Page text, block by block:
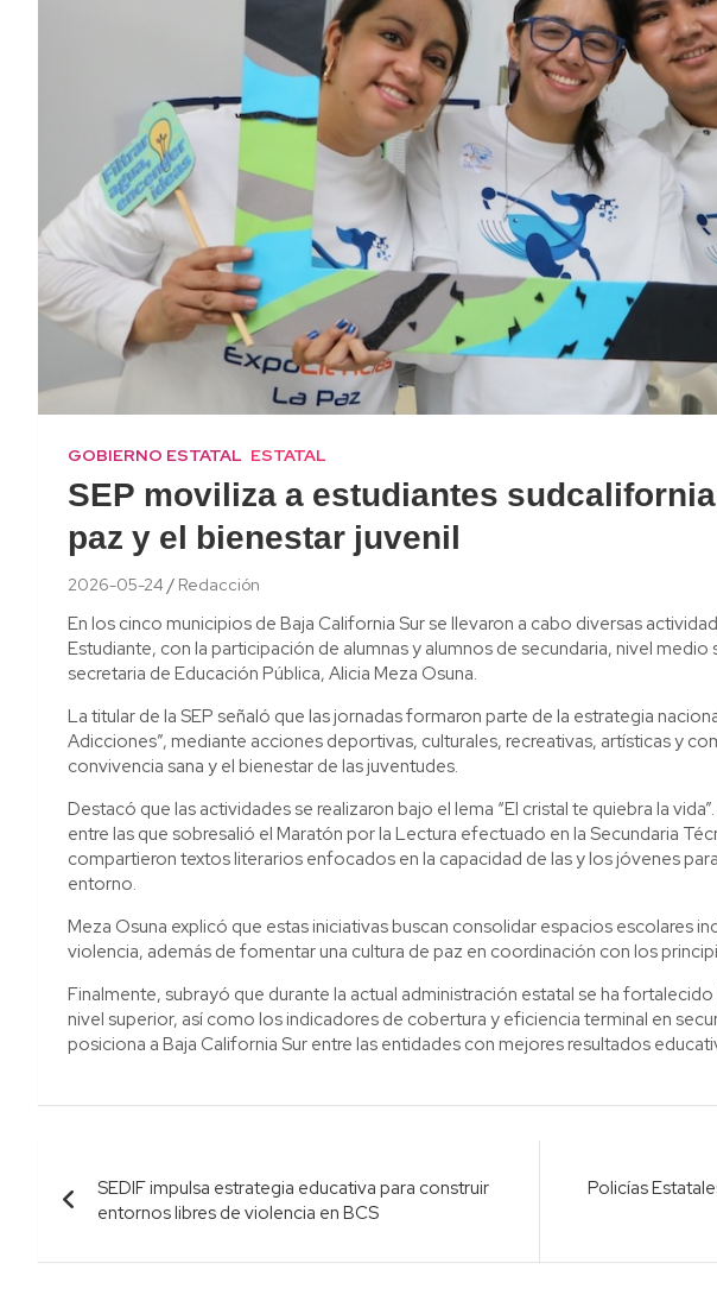
GOBIERNO ESTATAL ESTATAL
SEP moviliza a estudiantes
paz y el bienestar juvenil
2026-05-24 Redacción
En los cinco municipios de Baja California Sur se llevaron a cabo diversas
Estudiante, con la participación de alumnas y alumnos de secundaria, nivel
secretaria de Educación Pública, Alicia Meza Osuna.
La titular de la SEP señaló que las jornadas formaron parte de la estrategia
Adicciones”, mediante acciones deportivas, culturales, recreativas, artísticas y
convivencia sana y el bienestar de las juventudes.
Destacó que las actividades se realizaron bajo el lema “El cristal te quiebra la
entre las que sobresalió el Maratón por la Lectura efectuado en la Secundaria
compartieron textos literarios enfocados en la capacidad de las y los jóvenes
entorno.
Meza Osuna explicó que estas iniciativas buscan consolidar espacios escolares
violencia, además de fomentar una cultura de paz en coordinación con los
Finalmente, subrayó que durante la actual administración estatal se ha
nivel superior, así como los indicadores de cobertura y eficiencia terminal en
posiciona a Baja California Sur entre las entidades con mejores resultados
Navegación
de
entradas
SEDIF impulsa estrategia educativa para construir
entornos libres de violencia en BCS
Policías